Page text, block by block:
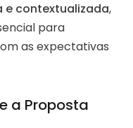
e contextualizada,
para
as expectativas
a Proposta